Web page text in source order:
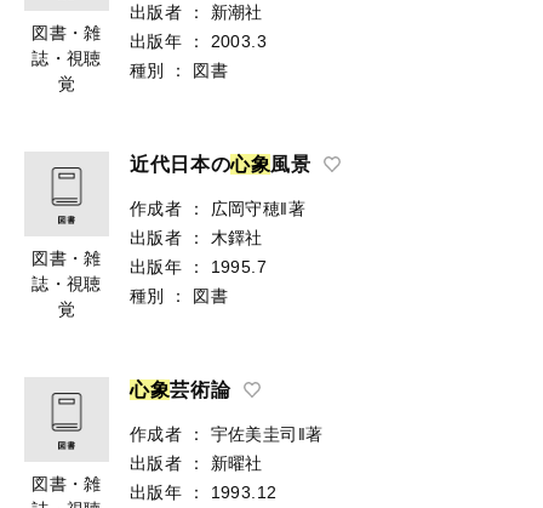
図書・雑
誌・視聴
覚
出版者
：
新潮社
出版年
：
2003.3
種別
： 図書
図書・雑
誌・視聴
覚
近代日本の心象風景
作成者 ：
広岡守穂‖著
出版者
：
木鐸社
出版年
：
1995.7
種別
： 図書
図書・雑
心象芸術論
作成者 ：
宇佐美圭司‖著
出版者
：
新曜社
出版年
： 1993.12